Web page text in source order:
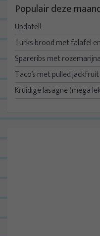
Populair deze
Update!!
Turks brood met falafel
Spareribs met
Taco’s met pulled
Kruidige lasagne (mega